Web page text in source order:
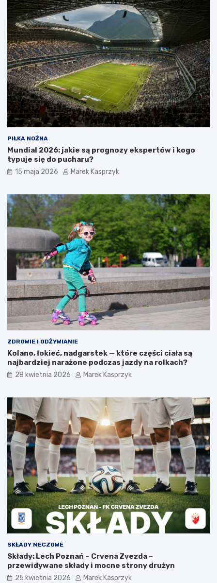
PIŁKA NOŻNA
Mundial 2026: jakie są prognozy ekspertów i kogo
typuje się do pucharu?
15 maja 2026 Marek Kasprzyk
ZDROWIE I ODŻYWIANIE
Kolano, łokieć, nadgarstek — które części ciała są
najbardziej narażone podczas jazdy na rolkach?
28 kwietnia 2026 Marek Kasprzyk
SKŁADY MECZOWE
Składy: Lech Poznań – Crvena Zvezda –
przewidywane składy i mocne strony drużyn
25 kwietnia 2026 Marek Kasprzyk